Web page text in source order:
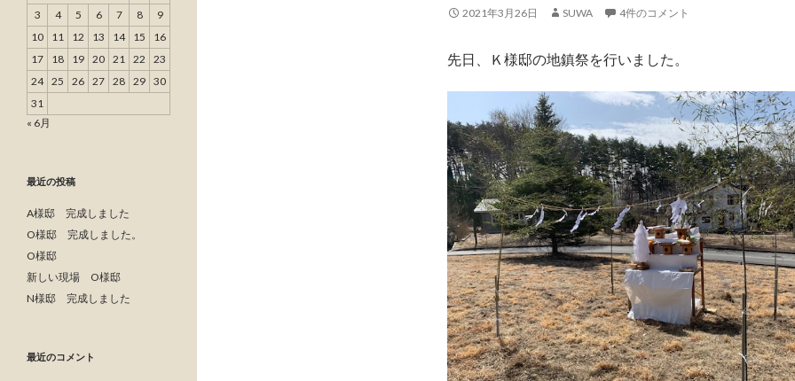
2021年3月26日 SUWA 4件のコメント
先日、Ｋ様邸の地鎮祭を行いました。
3
4 5 6 7 8
9
10
11 12 13 14 15
16
17
18 19 20 21 22
23
24 25 26 27 28 29 30
31
« 6月
最近の投稿
A様邸 完成しました
O様邸 完成しました。
O様邸
新しい現場 O様邸
N様邸 完成しました
最近のコメント